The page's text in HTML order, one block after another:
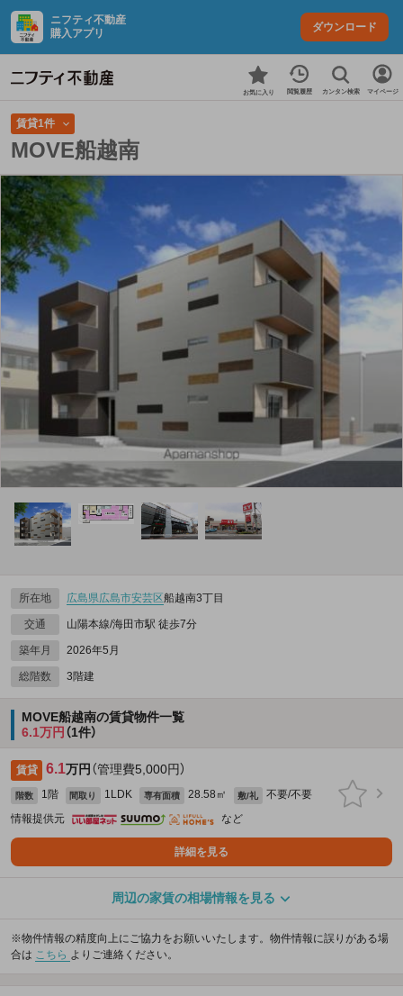
ニフティ不動産
購入アプリ
ダウンロード
お気に入り 閲覧履歴 カンタン検索 マイページ
賃貸1件
MOVE船越南
所在地 広島県広島市安芸区船越南3丁目
交通 山陽本線/海田市駅 徒歩7分
築年月 2026年5月
総階数 3階建
MOVE船越南の賃貸物件一覧
6.1万円 （1件）
賃貸 6.1万円 （管理費5,000円）
階数 1階 間取り 1LDK 専有面積 28.58㎡ 敷/礼
不要/不要
情報提供元
など
詳細を見る
周辺の家賃の相場情報を見る
※物件情報の精度向上にご協力をお願いいたします。物件情報に誤りがある場
合は こちら よりご連絡ください。